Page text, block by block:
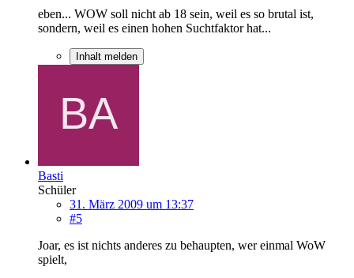
eben... WOW soll nicht ab 18 sein, weil es so brutal ist,
sondern, weil es einen hohen Suchtfaktor hat...
Inhalt melden
Basti
Schüler
31. März 2009 um 13:37
#5
Joar, es ist nichts anderes zu behaupten, wer einmal WoW
spielt,